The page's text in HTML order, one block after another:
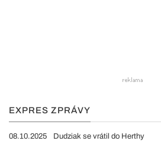
EXPRES ZPRÁVY
08.10.2025 Dudziak se vrátil do Herthy